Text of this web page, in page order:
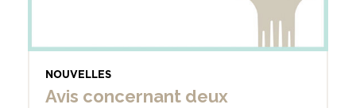
NOUVELLES
Avis concernant deux